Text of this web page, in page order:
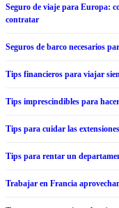
Seguro de viaje para Europa:
contratar
Seguros de barco necesarios
Tips financieros para viajar
Tips imprescindibles para
Tips para cuidar las
Tips para rentar un
Trabajar en Francia